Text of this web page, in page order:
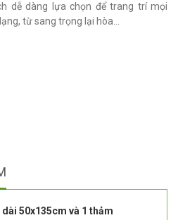
dễ dàng lựa chọn để trang trí mọi
từ sang trọng lại hòa...
50x135cm và 1 thảm